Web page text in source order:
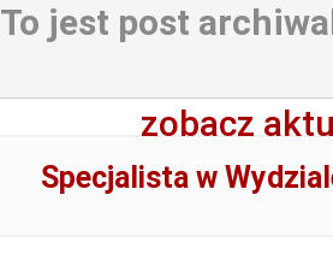
To jest post
zobacz
Specjalista w